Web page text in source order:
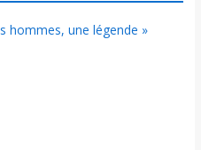
hommes, une légende »